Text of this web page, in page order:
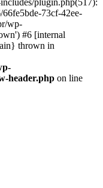
73cf-42ee-
wp-
#6 [internal
thrown in
header.php on line